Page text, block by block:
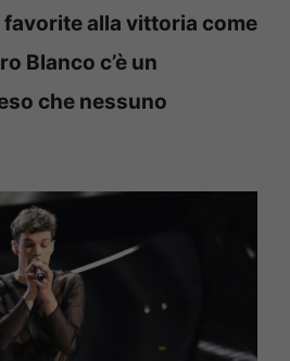
alla vittoria come
Blanco c’è un
che nessuno